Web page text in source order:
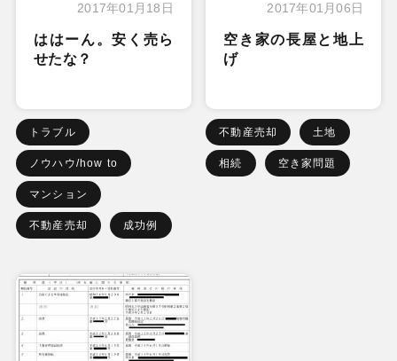
2017年01月18日
ははーん。安く売ら
せたな？
トラブル
ノウハウ/how to
マンション
不動産売却 成功例
2017年01月06日
空き家の長屋と地上
げ
不動産売却 土地
相続 空き家問題